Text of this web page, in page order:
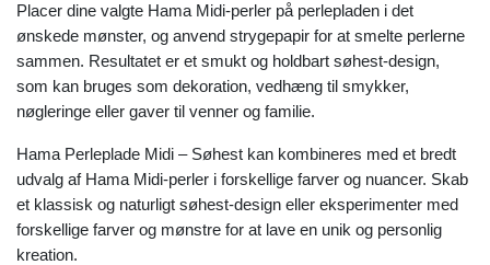
Placer dine valgte Hama Midi-perler på perlepladen i det
ønskede mønster, og anvend strygepapir for at smelte perlerne
sammen. Resultatet er et smukt og holdbart søhest-design,
som kan bruges som dekoration, vedhæng til smykker,
nøgleringe eller gaver til venner og familie.
Hama Perleplade Midi – Søhest kan kombineres med et bredt
udvalg af Hama Midi-perler i forskellige farver og nuancer. Skab
et klassisk og naturligt søhest-design eller eksperimenter med
forskellige farver og mønstre for at lave en unik og personlig
kreation.